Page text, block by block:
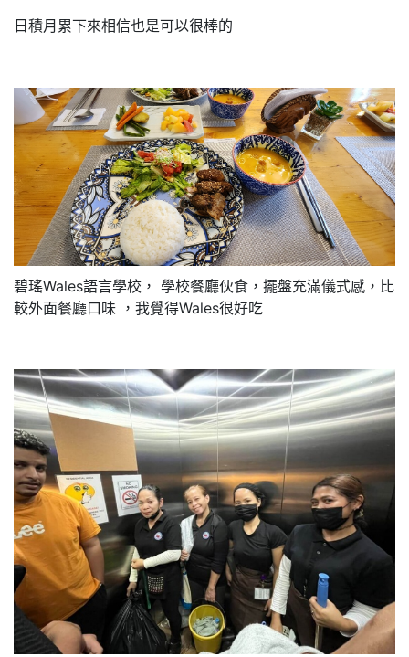
日積月累下來相信也是可以很棒的
碧瑤Wales語言學校， 學校餐廳伙食，擺盤充滿儀式感，比
較外面餐廳口味 ，我覺得Wales很好吃